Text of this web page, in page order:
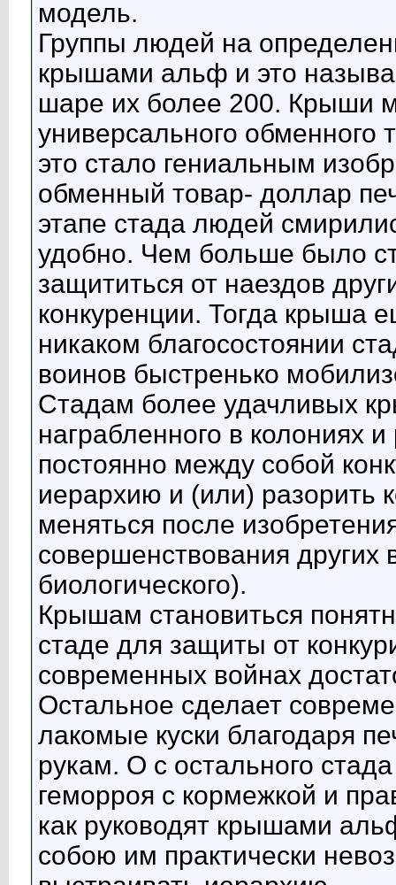
модель.
Группы людей на
крышами альф и это
шаре их более 200. Крыши
универсального обменного
это стало гениальным
обменный товар- доллар
этапе стада людей
удобно. Чем больше было
защититься от наездов
конкуренции. Тогда крыша
никаком благосостоянии
воинов быстренько
Стадам более удачливых
награбленного в колониях
постоянно между собой
иерархию и (или) разорить
меняться после
совершенствования
биологического).
Крышам становиться
стаде для защиты от
современных войнах
Остальное сделает
лакомые куски благодаря
рукам. О с остального
геморроя с кормежкой и
как руководят крышами
собою им практически